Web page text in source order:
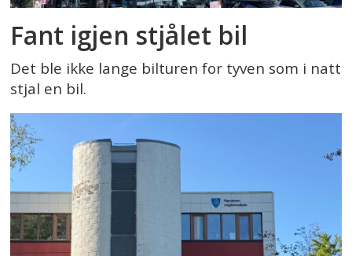
Fant igjen stjålet bil
Det ble ikke lange bilturen for tyven som i natt
stjal en bil.